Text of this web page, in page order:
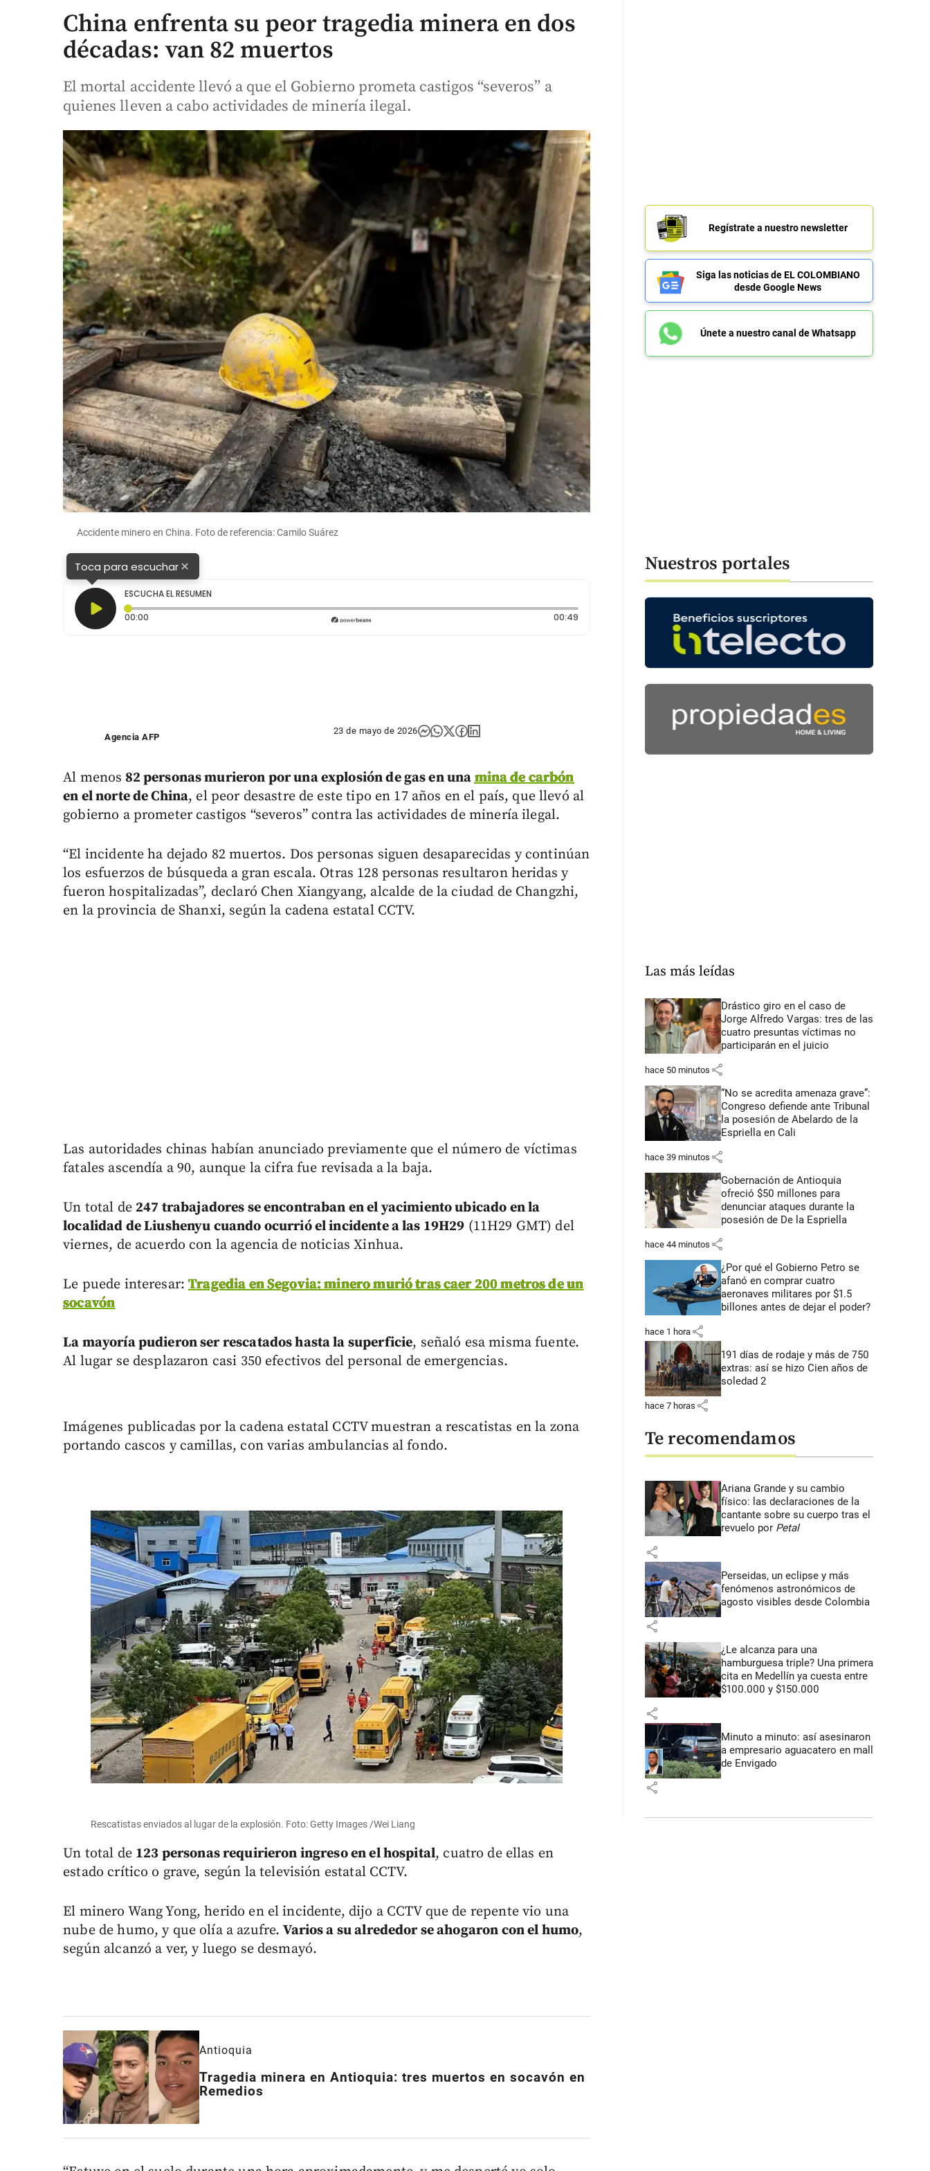
China enfrenta su peor tragedia minera en dos
décadas: van 82 muertos
El mortal accidente llevó a que el Gobierno prometa castigos “severos” a
quienes lleven a cabo actividades de minería ilegal.
Accidente minero en China. Foto de referencia: Camilo Suárez
Toca para escuchar×
ESCUCHA EL RESUMEN
00:00
00:49Duración: 49 segundos
Agencia AFP
23 de mayo de 2026
Al menos 82 personas murieron por una explosión de gas en unamina de carbón
en el norte de China, el peor desastre de este tipo en 17 años en el país, que llevó al
gobierno a prometer castigos “severos” contra las actividades de minería ilegal.
“El incidente ha dejado 82 muertos. Dos personas siguen desaparecidas y continúan
los esfuerzos de búsqueda a gran escala. Otras 128 personas resultaron heridas y
fueron hospitalizadas”, declaró Chen Xiangyang, alcalde de la ciudad de Changzhi,
en la provincia de Shanxi, según la cadena estatal CCTV.
Las autoridades chinas habían anunciado previamente que el número de víctimas
fatales ascendía a 90, aunque la cifra fue revisada a la baja.
Un total de 247 trabajadores se encontraban en el yacimiento ubicado en la
localidad de Liushenyu cuando ocurrió el incidente a las 19H29 (11H29 GMT) del
viernes, de acuerdo con la agencia de noticias Xinhua.
Le puede interesar:Tragedia en Segovia: minero murió tras caer 200 metros de un
socavón
La mayoría pudieron ser rescatados hasta la superficie, señaló esa misma fuente.
Al lugar se desplazaron casi 350 efectivos del personal de emergencias.
Imágenes publicadas por la cadena estatal CCTV muestran a rescatistas en la zona
portando cascos y camillas, con varias ambulancias al fondo.
Rescatistas enviados al lugar de la explosión. Foto: Getty Images /Wei Liang
Un total de 123 personas requirieron ingreso en el hospital, cuatro de ellas en
estado crítico o grave, según la televisión estatal CCTV.
El minero Wang Yong, herido en el incidente, dijo a CCTV que de repente vio una
nube de humo, y que olía a azufre.Varios a su alrededor se ahogaron con el humo,
según alcanzó a ver, y luego se desmayó.
Antioquia
Tragedia minera en Antioquia: tres muertos en socavón en
Remedios
Regístrate a nuestro newsletter
Siga las noticias de EL COLOMBIANO
desde Google News
Únete a nuestro canal de Whatsapp
Nuestros portales
Las más leídas
Drástico giro en el caso de
Jorge Alfredo Vargas: tres de las
cuatro presuntas víctimas no
participarán en el juicio
hace 50 minutos share
“No se acredita amenaza grave”:
Congreso defiende ante Tribunal
la posesión de Abelardo de la
Espriella en Cali
hace 39 minutos share
Gobernación de Antioquia
ofreció $50 millones para
denunciar ataques durante la
posesión de De la Espriella
hace 44 minutos share
¿Por qué el Gobierno Petro se
afanó en comprar cuatro
aeronaves militares por $1.5
billones antes de dejar el poder?
hace 1 hora share
191 días de rodaje y más de 750
extras: así se hizo Cien años de
soledad 2
hace 7 horas share
Te recomendamos
Ariana Grande y su cambio
físico: las declaraciones de la
cantante sobre su cuerpo tras el
revuelo por Petal
share
Perseidas, un eclipse y más
fenómenos astronómicos de
agosto visibles desde Colombia
share
¿Le alcanza para una
hamburguesa triple? Una primera
cita en Medellín ya cuesta entre
$100.000 y $150.000
share
Minuto a minuto: así asesinaron
a empresario aguacatero en mall
de Envigado
share